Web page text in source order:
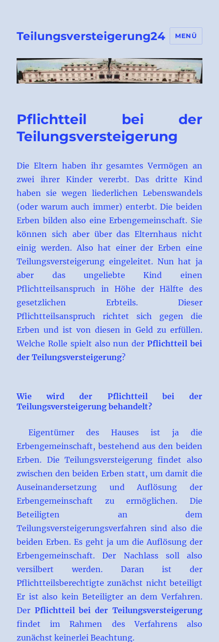
Teilungsversteigerung24 MENÜ
Pflichtteil bei der
Teilungsversteigerung
Die Eltern haben ihr gesamtes Vermögen an
zwei ihrer Kinder vererbt. Das dritte Kind
haben sie wegen liederlichen Lebenswandels
(oder warum auch immer) enterbt. Die beiden
Erben bilden also eine Erbengemeinschaft. Sie
können sich aber über das Elternhaus nicht
einig werden. Also hat einer der Erben eine
Teilungsversteigerung eingeleitet. Nun hat ja
aber das ungeliebte Kind einen
Pflichtteilsanspruch in Höhe der Hälfte des
gesetzlichen Erbteils. Dieser
Pflichtteilsanspruch richtet sich gegen die
Erben und ist von diesen in Geld zu erfüllen.
Welche Rolle spielt also nun der Pflichtteil bei
der Teilungsversteigerung?
Wie wird der Pflichtteil bei der
Teilungsversteigerung behandelt?
Eigentümer des Hauses ist ja die
Erbengemeinschaft, bestehend aus den beiden
Erben. Die Teilungsversteigerung findet also
zwischen den beiden Erben statt, um damit die
Auseinandersetzung und Auflösung der
Erbengemeinschaft zu ermöglichen. Die
Beteiligten an dem
Teilungsversteigerungsverfahren sind also die
beiden Erben. Es geht ja um die Auflösung der
Erbengemeinschaft. Der Nachlass soll also
versilbert werden. Daran ist der
Pflichtteilsberechtigte zunächst nicht beteiligt
Er ist also kein Beteiligter an dem Verfahren.
Der Pflichtteil bei der Teilungsversteigerung
findet im Rahmen des Verfahrens also
zunächst keinerlei Beachtung.